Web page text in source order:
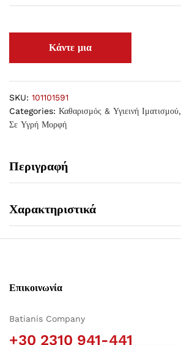
SKU: 101101591
Categories: Καθαρισμός & Υγιεινή Ιματισμού,
Σε Υγρή Μορφή
Περιγραφή
Χαρακτηριστικά
Επικοινωνία
Batianis Company
+30 2310 941-441